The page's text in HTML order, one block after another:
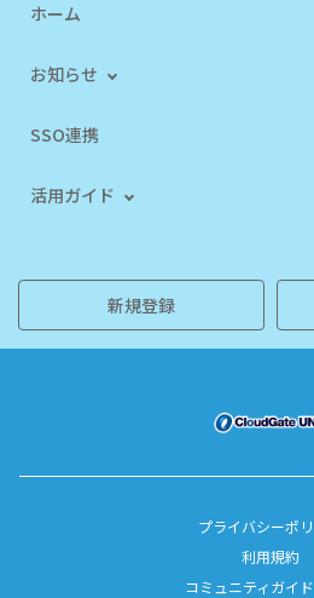
ホーム
お知らせ
SSO連携
活用ガイド
新規登録
プライバシーポ
利用規約
コミュニティガイ